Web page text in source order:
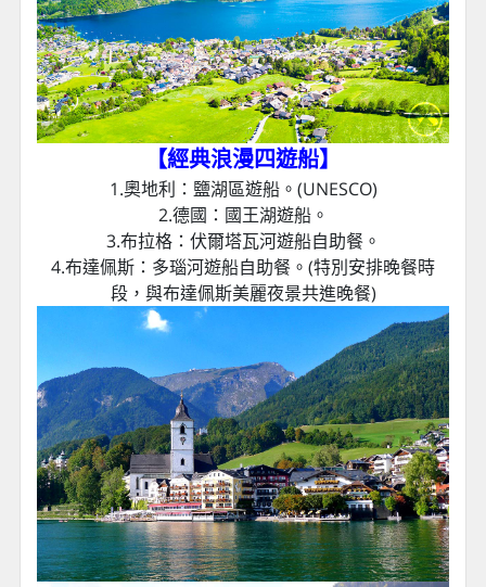
【經典浪漫四遊船】
1.奧地利：鹽湖區遊船。(UNESCO)
2.德國：國王湖遊船。
3.布拉格：伏爾塔瓦河遊船自助餐。
4.布達佩斯：多瑙河遊船自助餐。(特別安排晚餐時
段，與布達佩斯美麗夜景共進晚餐)